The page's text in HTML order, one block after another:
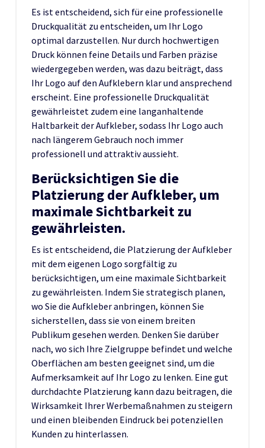
Es ist entscheidend, sich für eine professionelle
Druckqualität zu entscheiden, um Ihr Logo
optimal darzustellen. Nur durch hochwertigen
Druck können feine Details und Farben präzise
wiedergegeben werden, was dazu beiträgt, dass
Ihr Logo auf den Aufklebern klar und ansprechend
erscheint. Eine professionelle Druckqualität
gewährleistet zudem eine langanhaltende
Haltbarkeit der Aufkleber, sodass Ihr Logo auch
nach längerem Gebrauch noch immer
professionell und attraktiv aussieht.
Berücksichtigen Sie die
Platzierung der Aufkleber, um
maximale Sichtbarkeit zu
gewährleisten.
Es ist entscheidend, die Platzierung der Aufkleber
mit dem eigenen Logo sorgfältig zu
berücksichtigen, um eine maximale Sichtbarkeit
zu gewährleisten. Indem Sie strategisch planen,
wo Sie die Aufkleber anbringen, können Sie
sicherstellen, dass sie von einem breiten
Publikum gesehen werden. Denken Sie darüber
nach, wo sich Ihre Zielgruppe befindet und welche
Oberflächen am besten geeignet sind, um die
Aufmerksamkeit auf Ihr Logo zu lenken. Eine gut
durchdachte Platzierung kann dazu beitragen, die
Wirksamkeit Ihrer Werbemaßnahmen zu steigern
und einen bleibenden Eindruck bei potenziellen
Kunden zu hinterlassen.